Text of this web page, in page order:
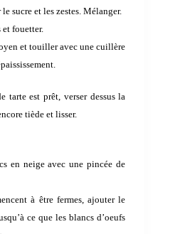
sucre et les zestes. Mélanger.
fouetter.
et touiller avec une cuillère
tarte est prêt, verser dessus la
tiède et lisser.
en neige avec une pincée de
à être fermes, ajouter le
ce que les blancs d’oeufs